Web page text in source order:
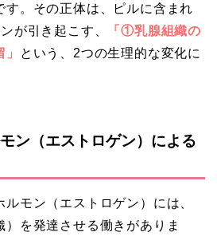
す。その正体は、ピルに含まれ
が引き起こす、
「①乳腺組織の
という、2つの生理的な変化に
ン（エストロゲン）による
モン（エストロゲン）には、
を発達させる働きがありま